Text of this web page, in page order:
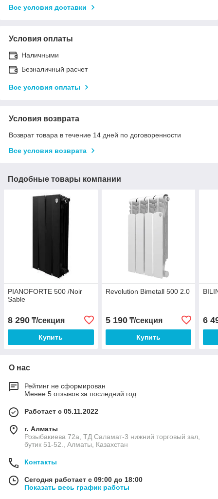
Все условия доставки
Условия оплаты
Наличными
Безналичный расчет
Все условия оплаты
Условия возврата
Возврат товара в течение 14 дней по договоренности
Все условия возврата
Подобные товары компании
PIANOFORTE 500 /Noir
Sable
8 290 ₸/секция
Купить
Revolution Bimetall 500 2.0
5 190₸/секция
Купить
6
О нас
Рейтинг не сформирован
Менее 5 отзывов за последний год
Работает с 05.11.2022
г. Алматы
Розыбакиева 72а, ТД Саламат-3 нижний торговый зал,
бутик 51-52., Алматы, Казахстан
Контакты
Сегодня работает с 09:00 до 18:00
Показать весь график работы